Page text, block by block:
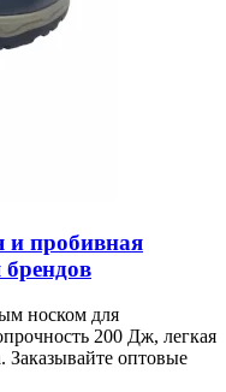
и пробивная
брендов
носком для
200 Дж, легкая
Заказывайте оптовые